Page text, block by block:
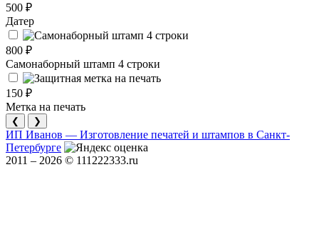
500 ₽
Датер
800 ₽
Самонаборный штамп 4 строки
150 ₽
Метка на печать
❮ ❯
ИП Иванов — Изготовление печатей и штампов в Санкт-
Петербурге
2011 – 2026 © 111222333.ru